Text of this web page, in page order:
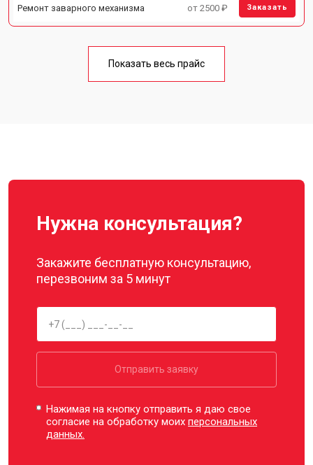
Ремонт заварного механизма от 2500 ₽ Заказать
Показать весь прайс
Нужна консультация?
Закажите бесплатную консультацию,
перезвоним за 5 минут
Отправить заявку
Нажимая на кнопку отправить я даю свое
согласие на обработку моихперсональных
данных.